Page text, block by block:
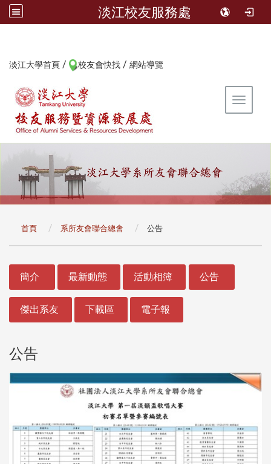
淡江校友服務處
淡江大學首頁 / 校友會快找 / 網站導覽
Toggle
首頁 系所友會聯合總會 公告
簡介 最新動態 活動相簿 公告
傑出系友 下載區 電子報
公告